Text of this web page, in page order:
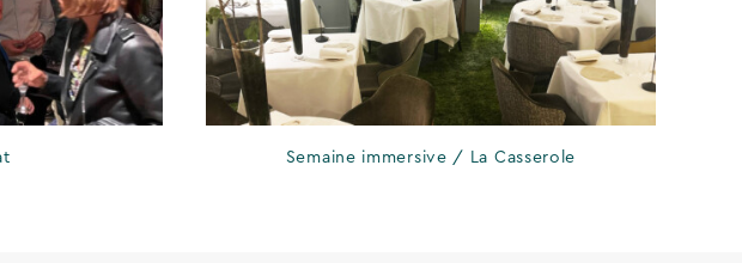
Semaine immersive / La Casserole